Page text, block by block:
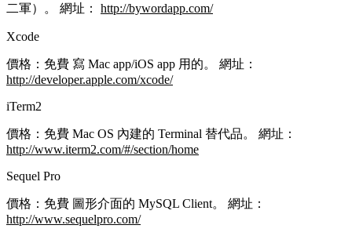
二軍）。 網址： http://bywordapp.com/
Xcode
價格：免費 寫 Mac app/iOS app 用的。 網址：
http://developer.apple.com/xcode/
iTerm2
價格：免費 Mac OS 內建的 Terminal 替代品。 網址：
http://www.iterm2.com/#/section/home
Sequel Pro
價格：免費 圖形介面的 MySQL Client。 網址：
http://www.sequelpro.com/